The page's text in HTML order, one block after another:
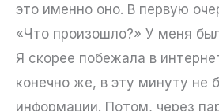
это именно оно. В первую
«Что произошло?» У меня
Я скорее побежала в
конечно же, в эту минуту не
информации. Потом, через